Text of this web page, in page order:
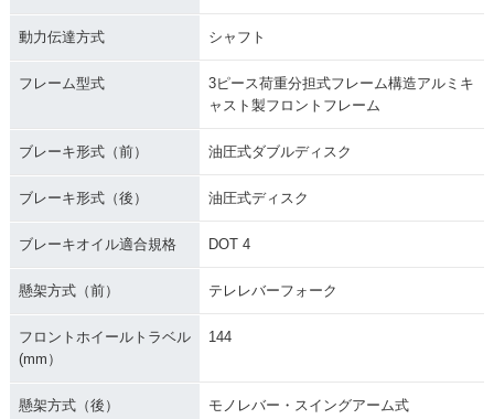
動力伝達方式 シャフト
フレーム型式
3ピース荷重分担式フレーム構造アルミキ
ャスト製フロントフレーム
ブレーキ形式（前） 油圧式ダブルディスク
ブレーキ形式（後） 油圧式ディスク
ブレーキオイル適合規格 DOT 4
懸架方式（前） テレレバーフォーク
フロントホイールトラベル
(mm）
144
懸架方式（後） モノレバー・スイングアーム式